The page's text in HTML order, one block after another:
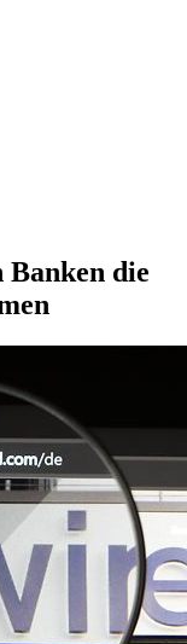
Ban­ken die